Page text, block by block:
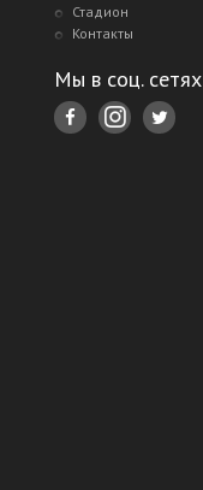
Стадион
Контакты
Мы в соц. сетях